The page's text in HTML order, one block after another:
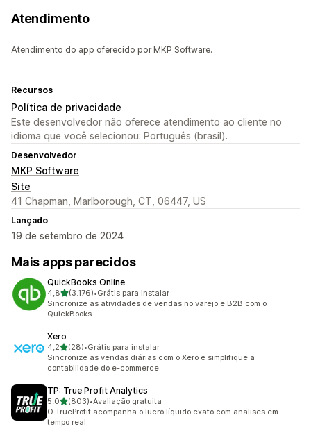
Atendimento
Atendimento do app oferecido por MKP Software.
Recursos
Política de privacidade
Este desenvolvedor não oferece atendimento ao cliente no
idioma que você selecionou: Português (brasil).
Desenvolvedor
MKP Software
Site
41 Chapman, Marlborough, CT, 06447, US
Lançado
19 de setembro de 2024
Mais apps parecidos
QuickBooks Online
4,8de 5 estrelas
(3.176)
3176 avaliações ao todo
•Grátis para instalar
Sincronize as atividades de vendas no varejo e B2B com o
QuickBooks
Xero
4,2de 5 estrelas
(28)
28 avaliações ao todo
•Grátis para instalar
Sincronize as vendas diárias com o Xero e simplifique a
contabilidade do e-commerce.
TP: True Profit Analytics
5,0de 5 estrelas
(803)
803 avaliações ao todo
•Avaliação gratuita
O TrueProfit acompanha o lucro líquido exato com análises em
tempo real.